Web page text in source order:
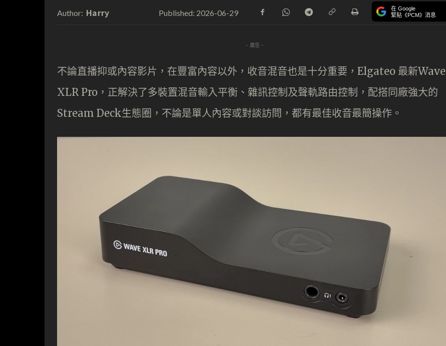
Author: Harry Published: 2026-06-29 在 Google
緊貼《PCM》消息
- 廣告 -
不論直播抑或內容影片，在豐富內容以外，收音混音也是十分重要，Elgateo 最新Wave
XLR Pro，正解決了多裝置混音輸入平衡、雜訊控制及聲軌路由控制，配搭同廠強大的
Stream Deck生態圈，不論是單人內容或對談訪問，都有最佳收音最簡操作。